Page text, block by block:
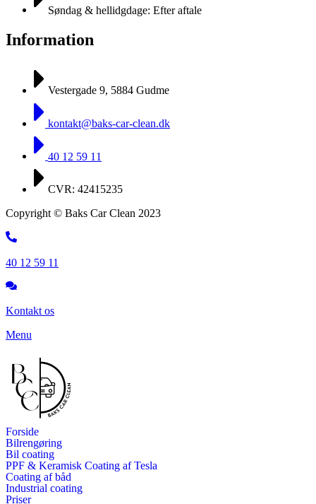
Søndag & hellidgdage: Efter aftale
Information
Vestergade 9, 5884 Gudme
kontakt@baks-car-clean.dk
40 12 59 11
CVR: 42415235
Copyright © Baks Car Clean 2023
40 12 59 11
Kontakt os
Menu
Forside
Bilrengøring
Bil coating
PPF & Keramisk Coating af Tesla
Coating af båd
Industrial coating
Priser